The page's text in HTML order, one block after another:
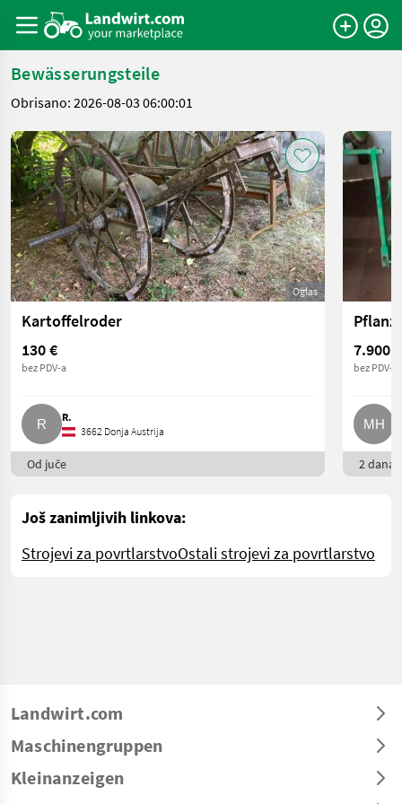
Bewässerungsteile
Obrisano: 2026-08-03 06:00:01
Oglas
Kartoffelroder
130 €
bez PDV-a
R.
3662 Donja Austrija
Od juče
7.900 €
bez PDV-a
2 dana
Još zanimljivih linkova:
Strojevi za povrtlarstvoOstali strojevi za povrtlarstvo
Landwirt.com
Maschinengruppen
Kleinanzeigen